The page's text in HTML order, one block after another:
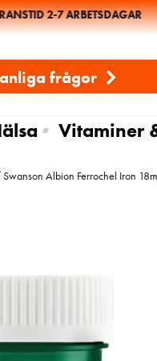
2-7 ARBETSDAGAR
frågor
Vitaminer
Albion Ferrochel Iron